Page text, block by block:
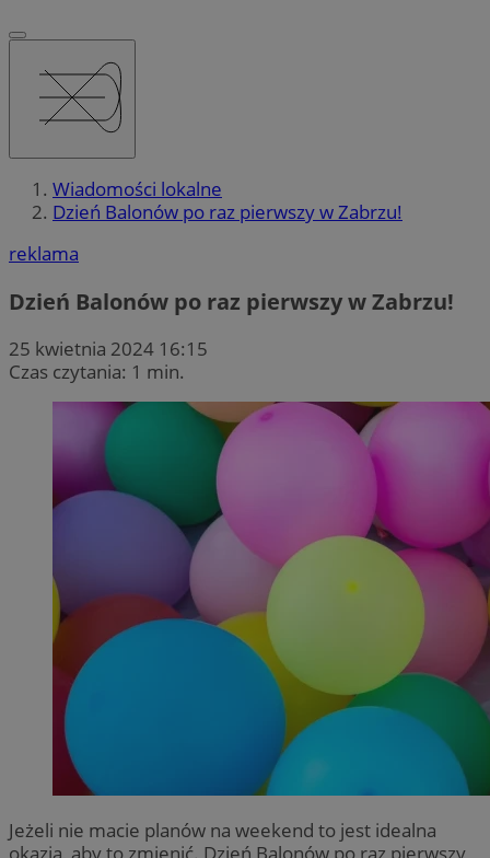
Wiadomości lokalne
Dzień Balonów po raz pierwszy w Zabrzu!
reklama
Dzień Balonów po raz pierwszy w Zabrzu!
25 kwietnia 2024 16:15
Czas czytania: 1 min.
Jeżeli nie macie planów na weekend to jest idealna
okazja, aby to zmienić. Dzień Balonów po raz pierwszy